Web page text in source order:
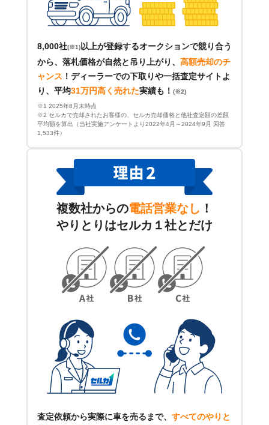
8,000社(※1) 以上が登録するオークションで競り合う
から、落札価格が自然と吊り上がり、 高額売却のチ
ャンス ！ ディーラーでの下取りや一括査定サイトよ
り、平均31万円高く売れた実績も！ (※2)
※1 2025年8月末時点
※2 セルカで売却されたお客様の、セルカ売却価格と他社査定額の差額
平均額を算出（当社実施アンケートより2022年4月～2024年9月 回答
1,533件）
複数社からの電話営業なし ！
やりとりはセルカ１社とだけ
査定依頼から実際に車を売るまで、 すべてのやりと